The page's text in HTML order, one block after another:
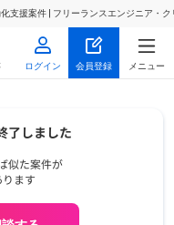
支援案件 | フリーランスエンジニア・
ログイン 会員登録 メニュー